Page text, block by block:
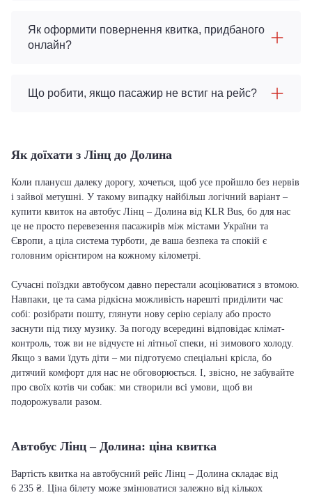
Як оформити повернення квитка, придбаного
онлайн?
Що робити, якщо пасажир не встиг на рейс?
Як доїхати з Лінц до Долина
Коли плануєш далеку дорогу, хочеться, щоб усе пройшло без нервів
і зайвої метушні. У такому випадку найбільш логічний варіант –
купити квиток на автобус Лінц – Долина від KLR Bus, бо для нас
це не просто перевезення пасажирів між містами України та
Європи, а ціла система турботи, де ваша безпека та спокій є
головним орієнтиром на кожному кілометрі.
Сучасні поїздки автобусом давно перестали асоціюватися з втомою.
Навпаки, це та сама рідкісна можливість нарешті приділити час
собі: розібрати пошту, глянути нову серію серіалу або просто
заснути під тиху музику. За погоду всередині відповідає клімат-
контроль, тож ви не відчуєте ні літньої спеки, ні зимового холоду.
Якщо з вами їдуть діти – ми підготуємо спеціальні крісла, бо
дитячий комфорт для нас не обговорюється. І, звісно, не забувайте
про своїх котів чи собак: ми створили всі умови, щоб ви
подорожували разом.
Автобус Лінц – Долина: ціна квитка
Вартість квитка на автобусний рейс Лінц – Долина складає від
6 235 ₴. Ціна білету може змінюватися залежно від кількох